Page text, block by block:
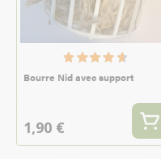
Bourre Nid avec support
1,90 €